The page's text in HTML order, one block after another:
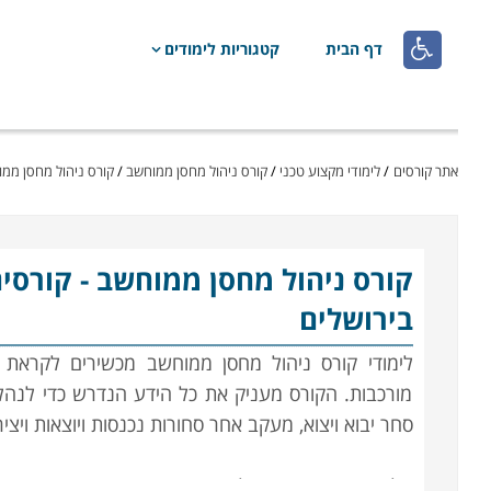
 דף הבית קטגוריות לימודים
אתר קורסים /לימודי מקצוע טכני /קורס ניהול מחסן ממוחשב/קורס ניהול מחסן
קורס ניהול מחסן ממוחשב-
בירושלים
לימודי קורס ניהול מחסן ממוחשב מכשירים
מורכבות. הקורס מעניק את כל הידע הנדרש כדי
סחר יבוא ויצוא, מעקב אחר סחורות נכנסות ויוצאות
הלימודים בקורס ניהול מחסן הינם מקצועיים